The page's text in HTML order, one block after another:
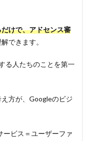
けで、アドセンス審
できます。
る人たちのことを第一
方が、Googleのビジ
ービス＝ユーザーファ